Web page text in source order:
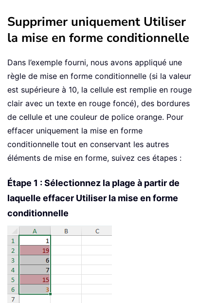
Supprimer uniquement Utiliser
la mise en forme conditionnelle
Dans l’exemple fourni, nous avons appliqué une
règle de mise en forme conditionnelle (si la valeur
est supérieure à 10, la cellule est remplie en rouge
clair avec un texte en rouge foncé), des bordures
de cellule et une couleur de police orange. Pour
effacer uniquement la mise en forme
conditionnelle tout en conservant les autres
éléments de mise en forme, suivez ces étapes :
Étape 1 : Sélectionnez la plage à partir de
laquelle effacer Utiliser la mise en forme
conditionnelle